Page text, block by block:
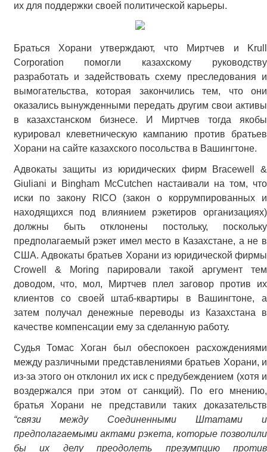
их для поддержки своей политической карьеры.
Браться Хорани утверждают, что Миртчев и Krull
Corporation помогли казахскому руководству
разработать и задействовать схему преследования и
вымогательства, которая закончились тем, что они
оказались вынужденными передать другим свои активы
в казахстанском бизнесе. И Миртчев тогда якобы
курировал клеветническую кампанию против братьев
Хорани на сайте казахского посольства в Вашингтоне.
Адвокаты защиты из юридических фирм Bracewell &
Giuliani и Bingham McCutchen настаивали на том, что
иски по закону RICO (закон о коррумпированных и
находящихся под влиянием рэкетиров организациях)
должны быть отклонены постольку, поскольку
предполагаемый рэкет имел место в Казахстане, а не в
США. Адвокаты братьев Хорани из юридической фирмы
Crowell & Moring парировали такой аргумент тем
доводом, что, мол, Миртчев плел заговор против их
клиентов со своей штаб-квартиры в Вашингтоне, а
затем получал денежные переводы из Казахстана в
качестве компенсации ему за сделанную работу.
Судья Томас Хоган был обеспокоен расхождениями
между различными представлениями братьев Хорани, и
из-за этого он отклонил их иск с предубеждением (хотя и
воздержался при этом от санкций). По его мнению,
братья Хорани не представили таких доказательств
“связи между Соединенными Штатами и
предполагаемыми актами рэкета, которые позволили
бы их делу преодолеть презумпцию против